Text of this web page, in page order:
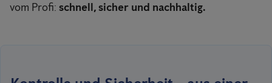
vom Profi: schnell, sicher und nachhaltig.